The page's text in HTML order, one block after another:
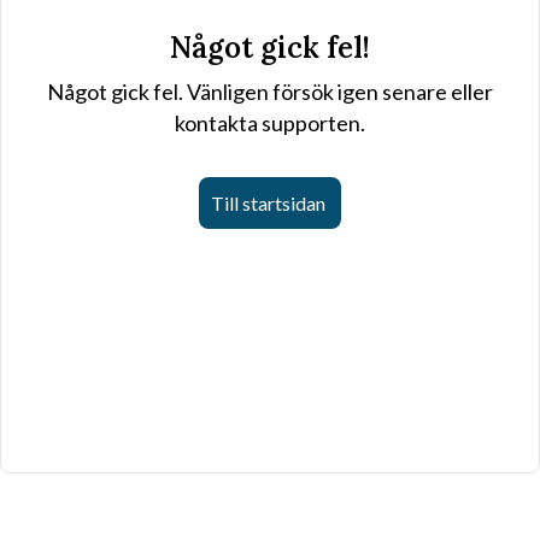
Något gick fel!
Något gick fel. Vänligen försök igen senare eller
kontakta supporten.
Till startsidan